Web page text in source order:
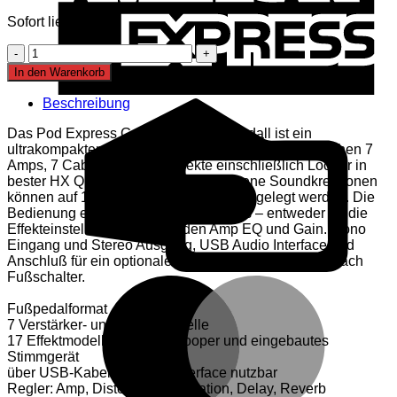
Sofort lieferbar
Line
6
POD
Express
Guitar
Menge
In den Warenkorb
Beschreibung
Das Pod Express Guitar Multi-Effektpedall ist ein
ultrakompakter Amp-, Cab- und Effektmodeler. Es stehen 7
Amps, 7 Cabinets und 17 Effekte einschließlich Looper in
bester HX Qualität zur Verfügung. Eigene Soundkreationen
können auf 14 User Speicherplätzen abgelegt werden. Die
Bedienung erfolgt intuitiv per Drehpotis – entweder für die
Effekteinstellungen oder für den Amp EQ und Gain. Mono
Eingang und Stereo Ausgang, USB Audio Interface und
Anschluß für ein optionales Expressionpedal bzw. 2-fach
Fußschalter.
Fußpedalformat
7 Verstärker- und Boxenmodelle
17 Effektmodelle inklusive Looper und eingebautes
Stimmgerät
über USB-Kabel als Audiointerface nutzbar
Regler: Amp, Distortion, Modulation, Delay, Reverb